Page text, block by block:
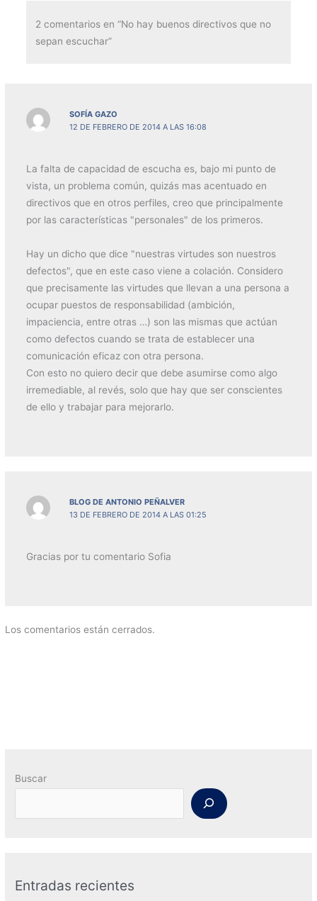
2 comentarios en “No hay buenos directivos que no
sepan escuchar”
SOFÍA GAZO
12 DE FEBRERO DE 2014 A LAS 16:08
La falta de capacidad de escucha es, bajo mi punto de
vista, un problema común, quizás mas acentuado en
directivos que en otros perfiles, creo que principalmente
por las características "personales" de los primeros.
Hay un dicho que dice "nuestras virtudes son nuestros
defectos", que en este caso viene a colación. Considero
que precisamente las virtudes que llevan a una persona a
ocupar puestos de responsabilidad (ambición,
impaciencia, entre otras …) son las mismas que actúan
como defectos cuando se trata de establecer una
comunicación eficaz con otra persona.
Con esto no quiero decir que debe asumirse como algo
irremediable, al revés, solo que hay que ser conscientes
de ello y trabajar para mejorarlo.
BLOG DE ANTONIO PEÑALVER
13 DE FEBRERO DE 2014 A LAS 01:25
Gracias por tu comentario Sofia
Los comentarios están cerrados.
Buscar
Entradas recientes